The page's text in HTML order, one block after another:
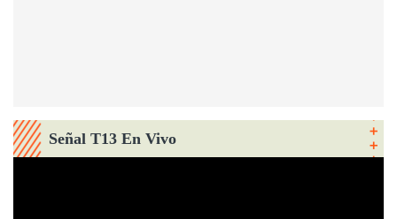
Señal T13 En Vivo